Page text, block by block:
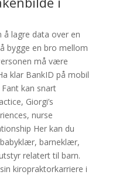
å lagre data over en
bygge en bro mellom
må være
klar BankID på mobil
kan snart
Giorgi’s
nurse
Her kan du
barneklær,
relatert til barn.
kiropraktorkarriere i